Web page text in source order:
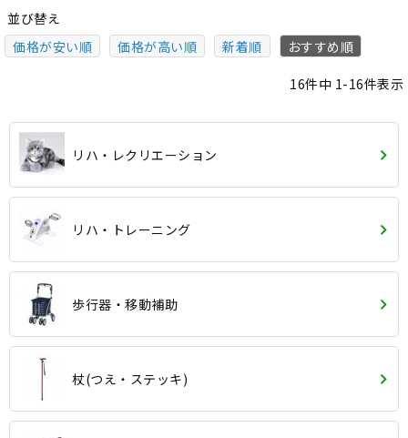
並び替え
価格が安い順
価格が高い順 新着順 おすすめ順
16件中 1-16件表示
リハ・レクリエーション
リハ・トレーニング
歩行器・移動補助
杖(つえ・ステッキ)